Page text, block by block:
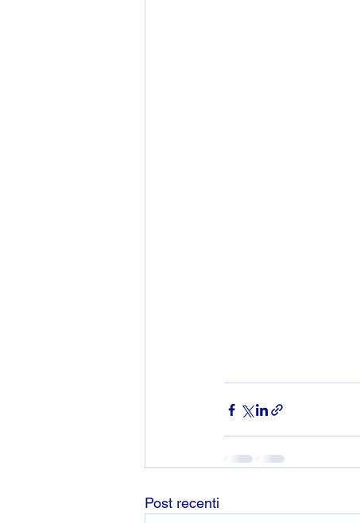
Post recenti